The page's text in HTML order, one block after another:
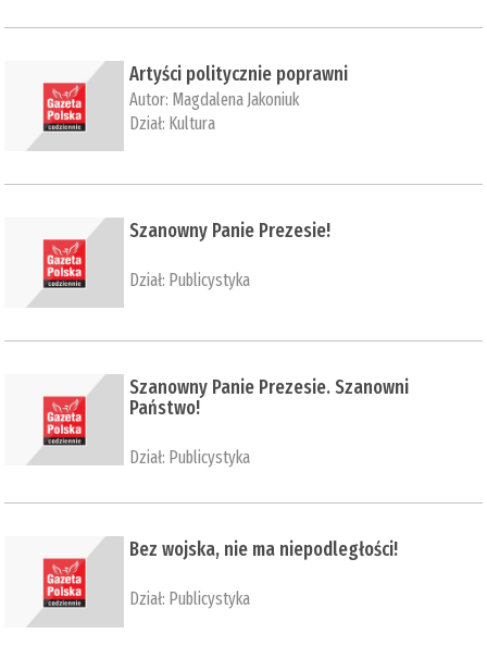
Artyści politycznie poprawni
Autor: Magdalena Jakoniuk
Dział: Kultura
Szanowny Panie Prezesie!
Dział: Publicystyka
Szanowny Panie Prezesie. Szanowni
Państwo!
Dział: Publicystyka
Bez wojska, nie ma niepodległości!
Dział: Publicystyka